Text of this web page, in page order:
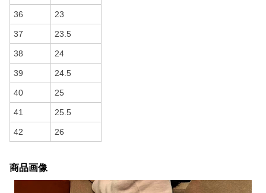
36 23
37 23.5
38 24
39 24.5
40 25
41 25.5
42 26
商品画像